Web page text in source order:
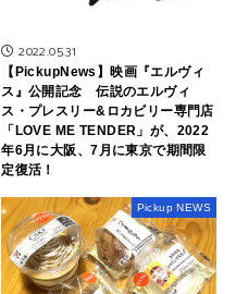
2022.05.31
【PickupNews】映画『エルヴィ
ス』公開記念 伝説のエルヴィ
ス・プレスリー&ロカビリー専門店
「LOVE ME TENDER」が、2022
年6月に大阪、7月に東京で期間限
定復活！
Pickup NEWS